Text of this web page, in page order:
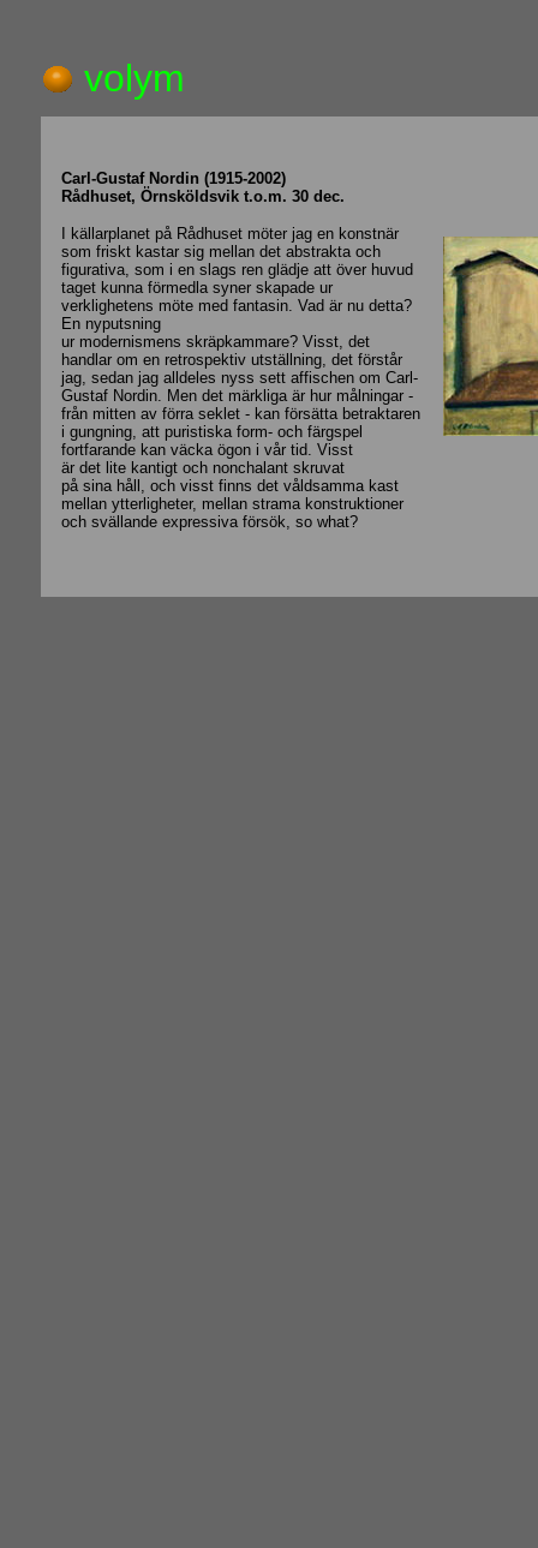
volym
Carl-Gustaf Nordin (1915-2002)
Rådhuset, Örnsköldsvik t.o.m. 30 dec.
I källarplanet på Rådhuset möter jag en konstnär
som friskt kastar sig mellan det abstrakta och
figurativa, som i en slags ren glädje att över huvud
taget kunna förmedla syner skapade ur
verklighetens möte med fantasin. Vad är nu detta?
En nyputsning
ur modernismens skräpkammare? Visst, det
handlar om en retrospektiv utställning, det förstår
jag, sedan jag alldeles nyss sett affischen om Carl-
Gustaf Nordin. Men det märkliga är hur målningar -
från mitten av förra seklet - kan försätta betraktaren
i gungning, att puristiska form- och färgspel
fortfarande kan väcka ögon i vår tid. Visst
är det lite kantigt och nonchalant skruvat
på sina håll, och visst finns det våldsamma kast
mellan ytterligheter, mellan strama konstruktioner
och svällande expressiva försök, so what?